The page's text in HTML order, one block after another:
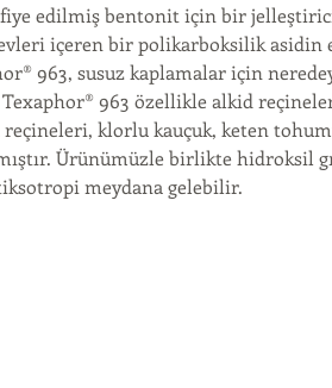
edilmiş bentonit için bir
içeren bir polikarboksilik
963, susuz kaplamalar için
963 özellikle alkid
klorlu kauçuk, keten
Ürünümüzle birlikte hidroksil
tiksotropi meydana gelebilir.